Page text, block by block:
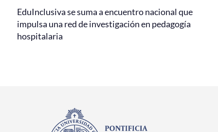
EduInclusiva se suma a encuentro nacional que
impulsa una red de investigación en pedagogía
hospitalaria